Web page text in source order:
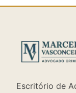
Escritório de